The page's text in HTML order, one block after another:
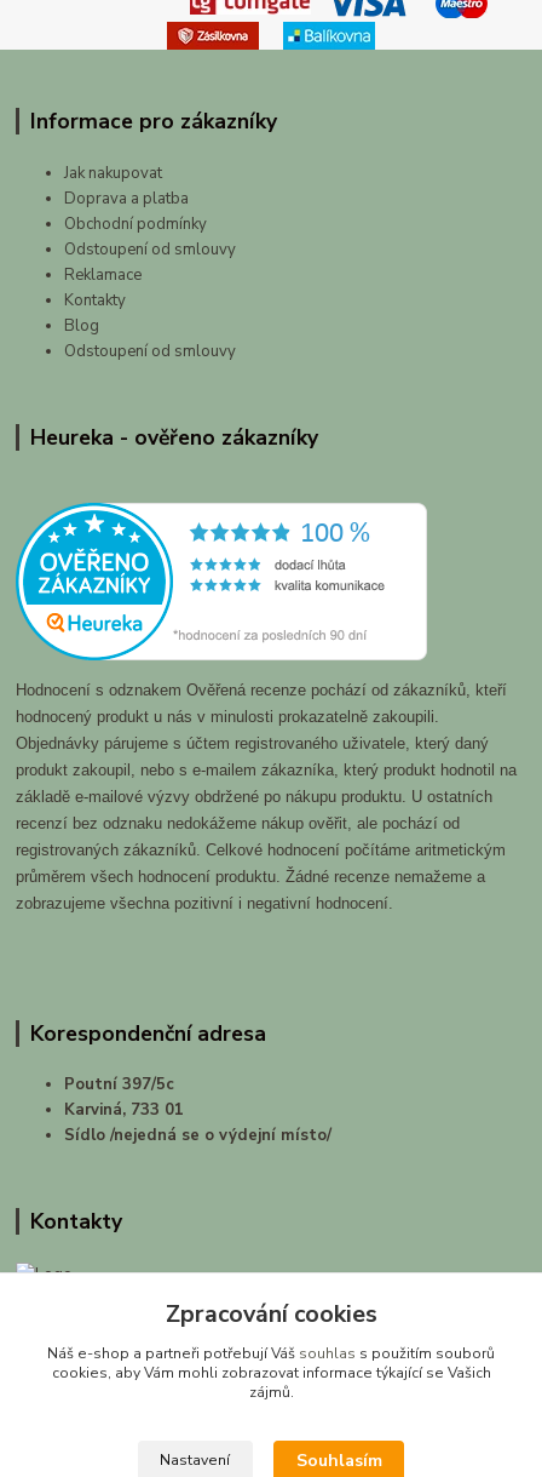
Informace pro zákazníky
Jak nakupovat
Doprava a platba
Obchodní podmínky
Odstoupení od smlouvy
Reklamace
Kontakty
Blog
Odstoupení od smlouvy
Heureka - ověřeno zákazníky
Hodnocení s odznakem Ověřená recenze pochází od zákazníků, kteří
hodnocený produkt u nás v minulosti prokazatelně zakoupili.
Objednávky párujeme s účtem registrovaného uživatele, který daný
produkt zakoupil, nebo s e-mailem zákazníka, který produkt hodnotil na
základě e-mailové výzvy obdržené po nákupu produktu. U ostatních
recenzí bez odznaku nedokážeme nákup ověřit, ale pochází od
registrovaných zákazníků. Celkové hodnocení počítáme aritmetickým
průměrem všech hodnocení produktu. Žádné recenze nemažeme a
zobrazujeme všechna pozitivní i negativní hodnocení.
Korespondenční adresa
Poutní 397/5c
Karviná, 733 01
Sídlo /nejedná se o výdejní místo/
Kontakty
Gabriela Pawlasová Koppová
Zpracování cookies
Náš e-shop a partneři potřebují Váš souhlas s použitím souborů
cookies, aby Vám mohli zobrazovat informace týkající se Vašich
zájmů.
Nastavení Souhlasím